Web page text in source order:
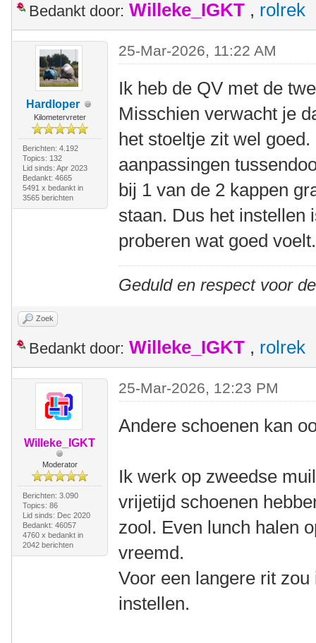
Bedankt door: Willeke_IGKT , rolrek
Hardloper
Kilometervreter
Berichten: 4.192
Topics: 132
Lid sinds: Apr 2023
Bedankt: 4665
5491 x bedankt in
3565 berichten
25-Mar-2026, 11:22 AM
Ik heb de QV met de
Misschien verwacht je
het stoeltje zit wel
aanpassingen
bij 1 van de 2 kappen
staan. Dus het instellen
proberen wat goed voelt.
Geduld en respect voor
Zoek
Bedankt door: Willeke_IGKT , rolrek
Willeke_IGKT
Moderator
Berichten: 3.090
Topics: 86
Lid sinds: Dec 2020
Bedankt: 46057
4760 x bedankt in
2042 berichten
25-Mar-2026, 12:23 PM
Andere schoenen kan
Ik werk op zweedse
vrijetijd schoenen
zool. Even lunch halen
vreemd.
Voor een langere rit
instellen.